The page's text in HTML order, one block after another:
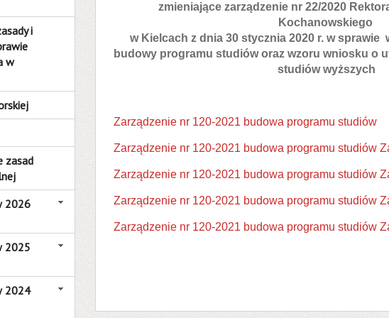
i
w
zasad
2026
2025
2024
zmieniające zarządzenie nr 22/2020
Kochanowskiego
w Kielcach z dnia 30 stycznia 2020 r. w
budowy programu studiów oraz wzoru wniosku o
studiów wyższych
Zarządzenie nr 120-2021 budowa programu studiów
Zarządzenie nr 120-2021 budowa programu studiów
Zarządzenie nr 120-2021 budowa programu studiów
Zarządzenie nr 120-2021 budowa programu studiów
Zarządzenie nr 120-2021 budowa programu studiów